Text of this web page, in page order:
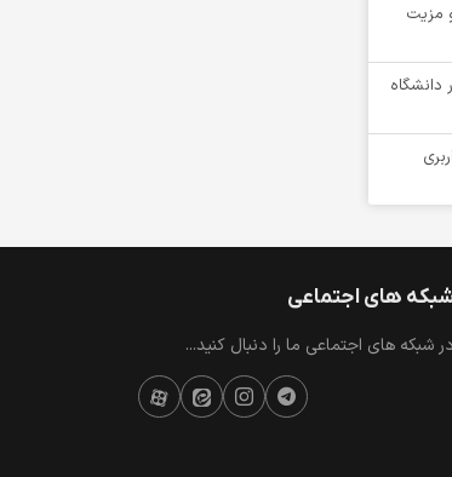
مزیت
دانشگاه
های اجتماعی
در شبکه های اجتماعی ما را دنبال کنید...